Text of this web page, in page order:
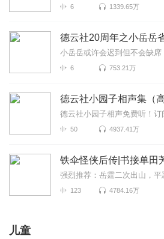
6 1339.65万
德云社20周年之小岳岳
小岳岳或许会迟到但不会缺席
6 753.21万
德云社小园子相声集（
德云社小园子相声免费听！订
50 4937.41万
铁伞怪侠后传|书接单田
强烈推荐：岳霆二次出山，平
123 4784.16万
儿童